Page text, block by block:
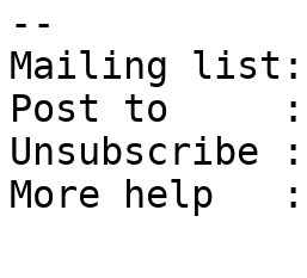
--
Mailing list:
Post to     :
Unsubscribe :
More help   :